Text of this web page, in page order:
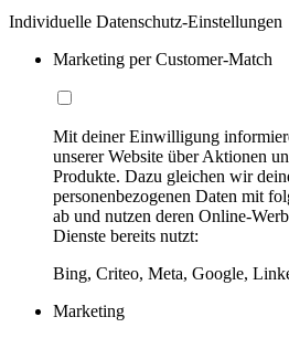
Individuelle Datenschutz-Einstellungen
Marketing per Customer-Match
Mit deiner Einwilligung
unserer Website über Aktionen
Produkte. Dazu gleichen wir
personenbezogenen Daten mit
ab und nutzen deren Online-
Dienste bereits nutzt:
Bing, Criteo, Meta, Google,
Marketing